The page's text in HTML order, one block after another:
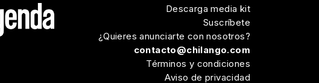
Descarga media kit
Suscríbete
¿Quieres anunciarte con nosotros?
contacto@chilango.com
Términos y condiciones
Aviso de privacidad